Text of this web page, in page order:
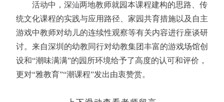
活动中，深汕两地教师就园本课程建构的思路、传
统文化课程的实践与应用路径、家园共育措施以及自主
游戏中教师对幼儿的连续性观察等有关内容进行座谈研
讨。来自深圳的幼教同行对幼教集团丰富的游戏场馆创
设和“潮味满满”的园所环境给予了高度的认可和评价，
更对“雅教育”“潮课程”发出由衷赞赏。